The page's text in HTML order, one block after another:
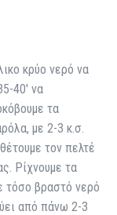
κρύο νερό να
40′ να
τα
με 2-3 κ.σ.
τον πελτέ
Ρίχνουμε τα
τόσο βραστό νερό
από πάνω 2-3